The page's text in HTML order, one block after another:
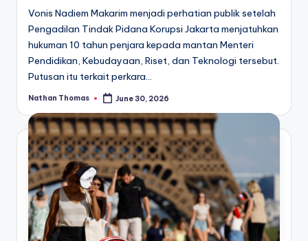
Vonis Nadiem Makarim menjadi perhatian publik setelah
Pengadilan Tindak Pidana Korupsi Jakarta menjatuhkan
hukuman 10 tahun penjara kepada mantan Menteri
Pendidikan, Kebudayaan, Riset, dan Teknologi tersebut.
Putusan itu terkait perkara…
Posted
Nathan Thomas June 30, 2026